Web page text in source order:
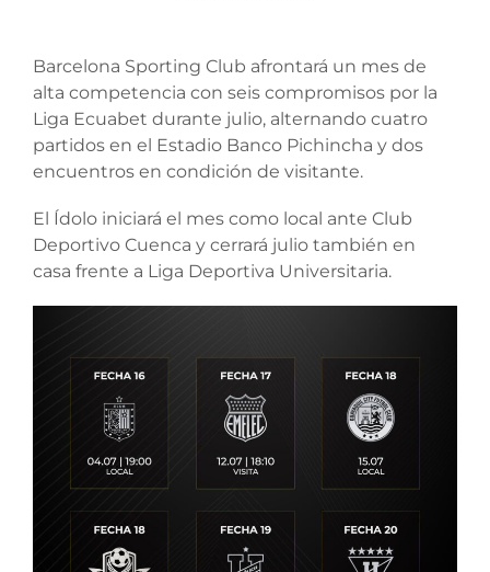
Barcelona Sporting Club afrontará un mes de
alta competencia con seis compromisos por la
Liga Ecuabet durante julio, alternando cuatro
partidos en el Estadio Banco Pichincha y dos
encuentros en condición de visitante.
El Ídolo iniciará el mes como local ante Club
Deportivo Cuenca y cerrará julio también en
casa frente a Liga Deportiva Universitaria.